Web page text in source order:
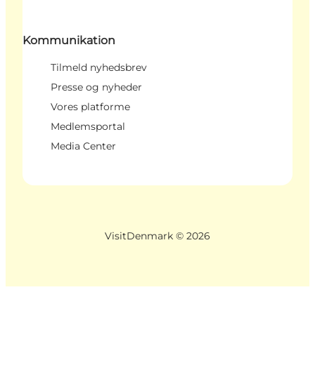
Kommunikation
Tilmeld nyhedsbrev
Presse og nyheder
Vores platforme
Medlemsportal
Media Center
VisitDenmark © 2026